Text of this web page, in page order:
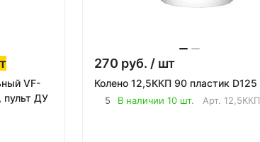
VF-
пульт ДУ
270 руб. / шт
Колено 12,5ККП 90 пластик D125
5 В наличии 10 шт. Арт. 12,5ККП